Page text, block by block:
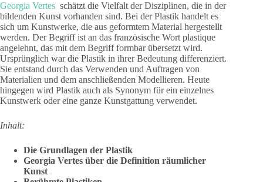
Georgia Vertes schätzt die Vielfalt der Disziplinen, die in der
bildenden Kunst vorhanden sind. Bei der Plastik handelt es
sich um Kunstwerke, die aus geformtem Material hergestellt
werden. Der Begriff ist an das französische Wort plastique
angelehnt, das mit dem Begriff formbar übersetzt wird.
Ursprünglich war die Plastik in ihrer Bedeutung differenziert.
Sie entstand durch das Verwenden und Auftragen von
Materialien und dem anschließenden Modellieren. Heute
hingegen wird Plastik auch als Synonym für ein einzelnes
Kunstwerk oder eine ganze Kunstgattung verwendet.
Inhalt:
Die Grundlagen der Plastik
Georgia Vertes über die Definition räumlicher
Kunst